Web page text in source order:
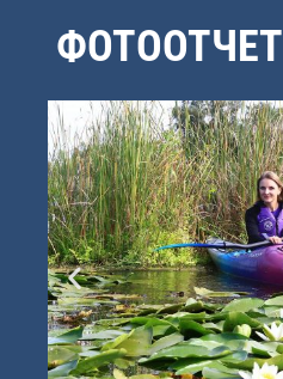
ФОТООТЧЕТ